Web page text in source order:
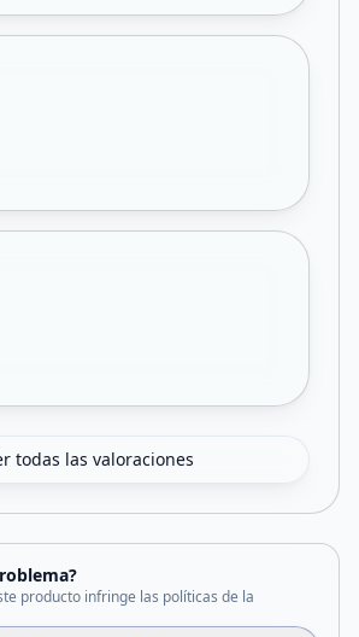
todas las valoraciones
producto infringe las políticas de la